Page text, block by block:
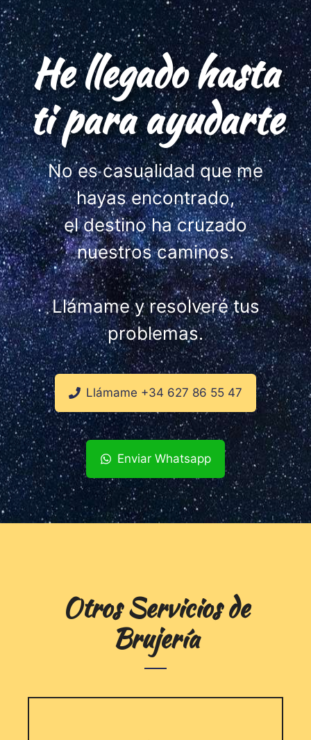
He llegado hasta
ti para ayudarte
No es casualidad que me
hayas encontrado,
el destino ha cruzado
nuestros caminos.
Llámame y resolveré tus
problemas.
Llámame +34 627 86 55 47
Enviar Whatsapp
Otros Servicios de
Brujería